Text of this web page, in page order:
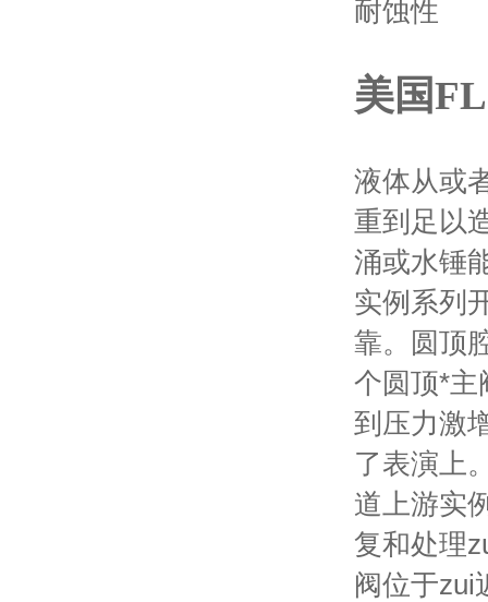
耐蚀性
美国
液体从或
重到足以
涌或水锤
实例系列
靠。
圆顶
个圆顶*主
到压力激
了表演上
道上游实
复和处理
阀位于zui